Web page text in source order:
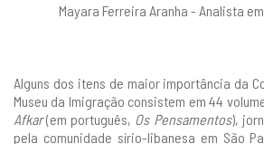
Mayara Ferreira Aranha - Analista
Alguns dos itens de maior importância da
Museu da Imigração consistem em 44
Afkar(em português, Os Pensamentos),
pela comunidade sírio-libanesa em São